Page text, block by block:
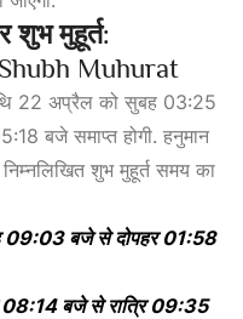
शुभ मुहूर्त:
Muhurat
22 अप्रैल को सुबह 03:25
बजे समाप्त होगी. हनुमान
शुभ मुहूर्त समय का
09:03 बजेसेदोपहर 01:58
08:14 बजेसेरात्रि 09:35